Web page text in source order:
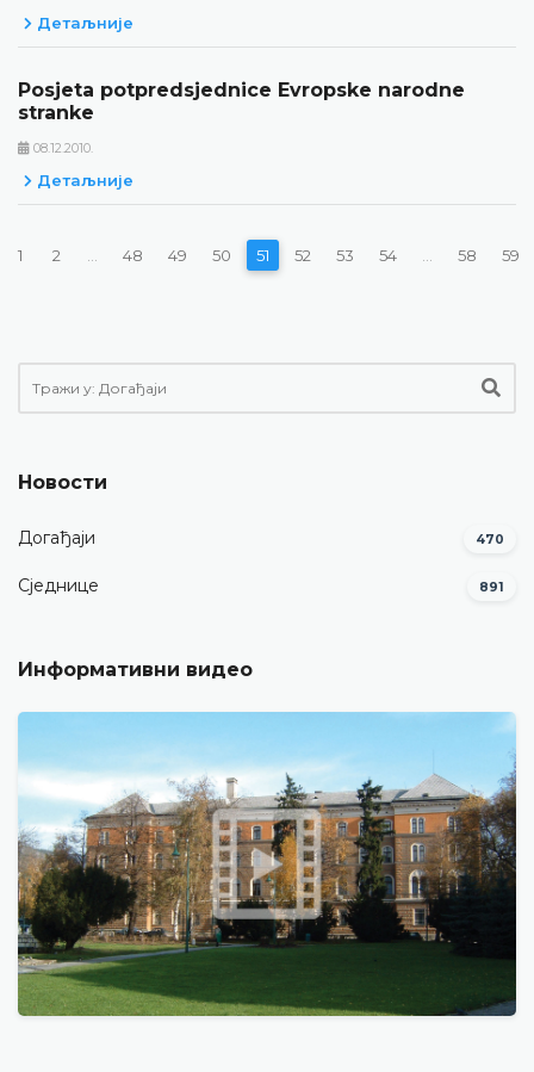
Детаљније
Posjeta potpredsjednice Evropske narodne
stranke
08.12.2010.
Детаљније
1 2 48 49 50 51 52 53 54 58 59
Новости
Догађаји 470
Сједнице 891
Информативни видео